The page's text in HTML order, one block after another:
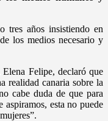
tres años insistiendo en
los medios necesario y
Felipe, declaró que
realidad canaria sobre la
cabe duda de que para
aspiramos, esta no puede